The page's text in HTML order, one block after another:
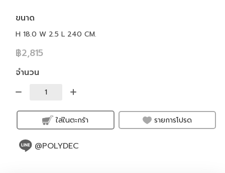
ขนาด
H 18.0 W 2.5 L 240 CM.
฿2,815
จำนวน
ใส่ในตะกร้า รายการโปรด
@POLYDEC